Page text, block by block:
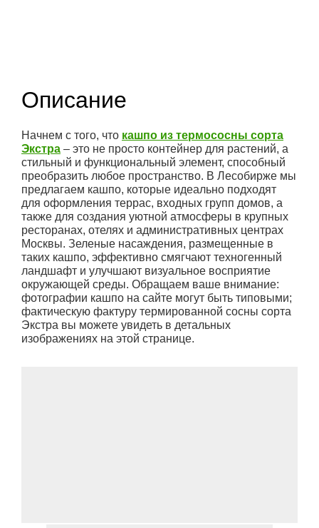
Описание
Начнем с того, что кашпо из термососны сорта
Экстра – это не просто контейнер для растений, а
стильный и функциональный элемент, способный
преобразить любое пространство. В Лесобирже мы
предлагаем кашпо, которые идеально подходят
для оформления террас, входных групп домов, а
также для создания уютной атмосферы в крупных
ресторанах, отелях и административных центрах
Москвы. Зеленые насаждения, размещенные в
таких кашпо, эффективно смягчают техногенный
ландшафт и улучшают визуальное восприятие
окружающей среды. Обращаем ваше внимание:
фотографии кашпо на сайте могут быть типовыми;
фактическую фактуру термированной сосны сорта
Экстра вы можете увидеть в детальных
изображениях на этой странице.